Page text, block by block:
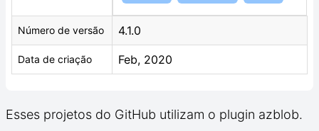
Número de versão 4.1.0
Data de criação Feb, 2020
Esses projetos do GitHub utilizam o plugin azblob.